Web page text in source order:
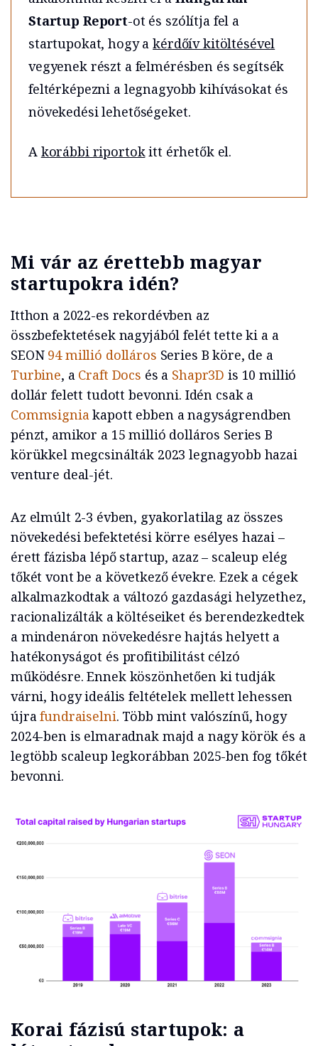
Startup Report-ot és szólítja fel a
startupokat, hogy akérdőív kitöltésével
vegyenek részt a felmérésben és segítsék
feltérképezni a legnagyobb kihívásokat és
növekedési lehetőségeket.
A korábbi riportokitt érhetők el.
Mi vár az érettebb magyar
startupokra idén?
Itthon a 2022-es rekordévben az
összbefektetések nagyjából felét tette ki a a
SEON 94 millió dolláros Series B köre, de a
Turbine, a Craft Docs és a Shapr3D is 10 millió
dollár felett tudott bevonni. Idén csak a
Commsigniakapott ebben a nagyságrendben
pénzt, amikor a 15 millió dolláros Series B
körükkel megcsinálták 2023 legnagyobb hazai
venture deal-jét.
Az elmúlt 2-3 évben, gyakorlatilag az összes
növekedési befektetési körre esélyes hazai –
érett fázisba lépő startup, azaz – scaleup elég
tőkét vont be a következő évekre. Ezek a cégek
alkalmazkodtak a változó gazdasági helyzethez,
racionalizálták a költéseiket és berendezkedtek
a mindenáron növekedésre hajtás helyett a
hatékonyságot és profitibilitást célzó
működésre. Ennek köszönhetően ki tudják
várni, hogy ideális feltételek mellett lehessen
újrafundraiselni. Több mint valószínű, hogy
2024-ben is elmaradnak majd a nagy körök és a
legtöbb scaleup legkorábban 2025-ben fog tőkét
bevonni.
Korai fázisú startupok: a